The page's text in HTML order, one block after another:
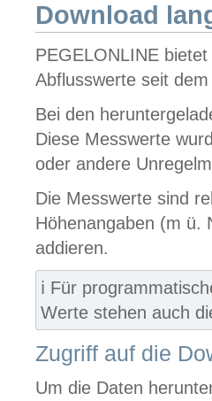
Download
PEGELONLINE
Abflusswerte seit
Bei den
Diese Messwerte
oder andere
Die Messwerte sind
Höhenangaben (m ü.
addieren.
ℹ️ Für
Werte stehen auch
Zugriff auf die
Um die Daten